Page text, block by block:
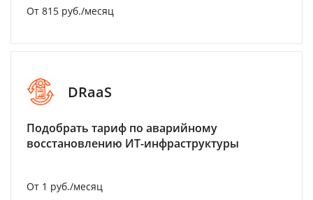
От 815 руб./месяц
DRaaS
Подобрать тариф по аварийному
восстановлению ИТ-инфраструктуры
От 1 руб./месяц